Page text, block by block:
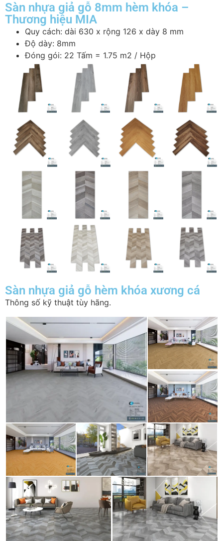
Sàn nhựa giả gỗ 8mm hèm khóa –
Thương hiệu MIA
Quy cách: dài 630 x rộng 126 x dày 8 mm
Độ dày: 8mm
Đóng gói: 22 Tấm = 1.75 m2 / Hộp
Sàn nhựa giả gỗ hèm khóa xương cá
Thông số kỹ thuật tùy hãng.